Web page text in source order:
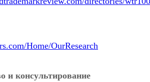
Home/OurResearch
и консультирование